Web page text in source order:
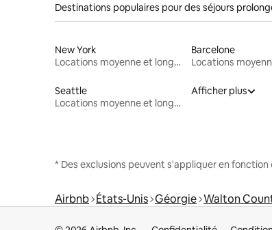
Destinations populaires pour des séjours
New York
Locations moyenne et longue durée
Barcelone
Seattle
Locations moyenne et longue durée
Afficher plus
* Des exclusions peuvent s'appliquer en
Airbnb États-Unis Géorgie Walton